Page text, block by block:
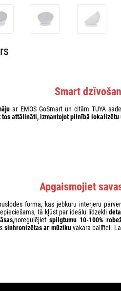
Smart
ar EMOS GoSmart un citām TUYA
tosattālināti, izmantojot pilnībā
Apgaismojiet
formā, kas jebkuru interjeru
tā kļūst par ideālu līdzekli
noregulējietspilgtumu 10-100%
sinhronizētas ar mūzikuvakara ballītei.